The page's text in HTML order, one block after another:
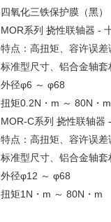
四氧化三铁保护膜（黑）
MOR系列 挠性联轴器 -
特点：高扭矩、容许误差
标准型尺寸、铝合金轴
外径φ6 ～ φ68
扭矩0.2N・m ～ 80N・m
MOR-C系列 挠性联轴器
特点：高扭矩、容许误差
标准型尺寸、铝合金轴
外径φ12 ～ φ68
扭矩1N・m ～ 80N・m